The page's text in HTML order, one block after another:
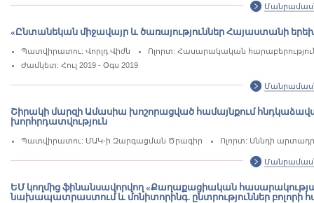
«Ընտանեկան միջավայր և ծառայություններ Հայաստանի
Պատվիրատու: Վորլդ Վիժն
Ոլորտ: Հասարակական
Ժամկետ: Հուլ 2019 - Օգս 2019
Շիրակի մարզի Ամասիա խոշորացված համայնքում
խորհրդատվություն
Պատվիրատու: ՄԱԿ-ի Զարգացման Ծրագիր Ոլորտ: Սննդի
ԵՄ կողմից ֆինանսավորվող «Քաղաքացիական
նախապատրաստում և մոնիտորինգ. ընտրություններ